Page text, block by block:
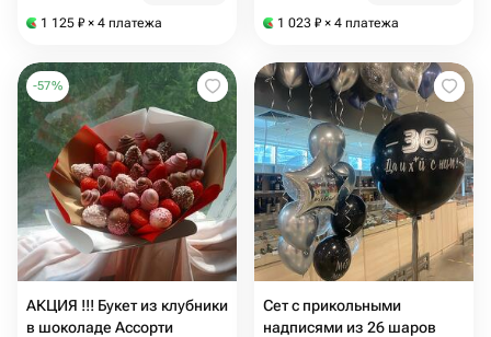
1 125 ₽ × 4 платежа 1 023 ₽ × 4 платежа
-57%
АКЦИЯ !!! Букет из клубники
в шоколаде Ассорти
Сет с прикольными
надписями из 26 шаров